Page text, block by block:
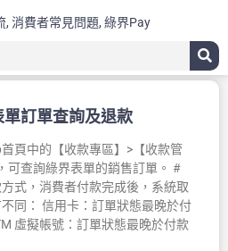
單訂單查詢及退款
頁中的【收款專區】>【收款管
可查詢綠界表單的銷售訂單。 #
式，消費者付款完成後，系統取
同： 信用卡：訂單狀態最晚於付
虛擬帳號：訂單狀態最晚於付款
, 消費者常見問題, 綠界Pay